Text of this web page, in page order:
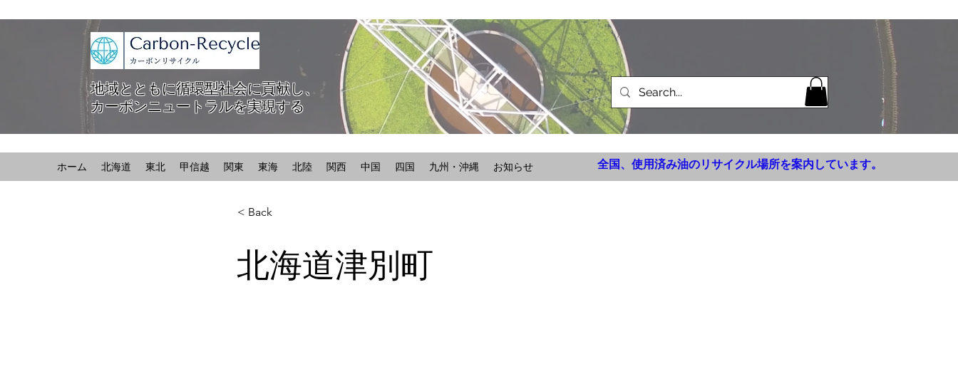
地域とともに循環型社会に貢献し、
カーボンニュートラルを実現する
ホーム 北海道 東北 甲信越 関東 東海 北陸 関西 中国 四国 九州・沖縄 お知らせ 全国、使用済み油のリサイクル場所を案内しています。
< Back
北海道津別町